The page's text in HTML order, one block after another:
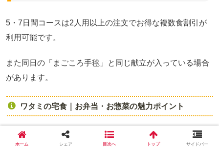
5・7日間コースは2人用以上の注文でお得な複数食割引が
利用可能です。
また同日の「まごころ手毬」と同じ献立が入っている場合
があります。
ワタミの宅食｜お弁当・お惣菜の魅力ポイント
ワタミの宅食のお弁当・お惣菜に共通する魅力を3つまと
ホーム シェア 目次へ トップ サイドバー